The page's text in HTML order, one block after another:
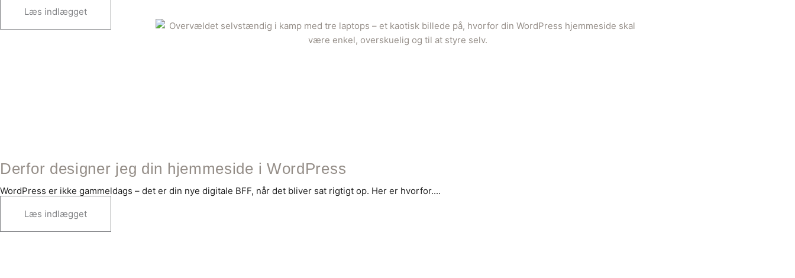
Læs indlægget
Derfor designer jeg din hjemmeside i WordPress
WordPress er ikke gammeldags – det er din nye digitale BFF, når det bliver sat rigtigt op. Her er hvorfor....
Læs indlægget